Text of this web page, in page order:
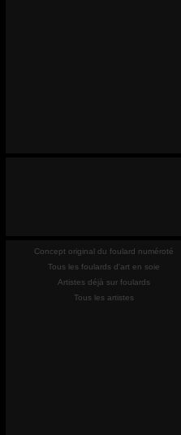
Concept original du foulard numéroté
Tous les foulards d'art en soie
Artistes déjà sur foulards
Tous les artistes